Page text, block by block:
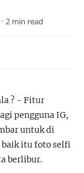
2 min read
? - Fitur
pengguna IG,
untuk di
baik itu foto selfi
berlibur.